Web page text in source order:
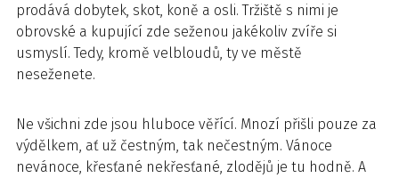
prodává dobytek, skot, koně a osli. Tržiště s nimi je
obrovské a kupující zde seženou jakékoliv zvíře si
usmyslí. Tedy, kromě velbloudů, ty ve městě
neseženete.
Ne všichni zde jsou hluboce věřící. Mnozí přišli pouze za
výdělkem, ať už čestným, tak nečestným. Vánoce
nevánoce, křesťané nekřesťané, zlodějů je tu hodně. A